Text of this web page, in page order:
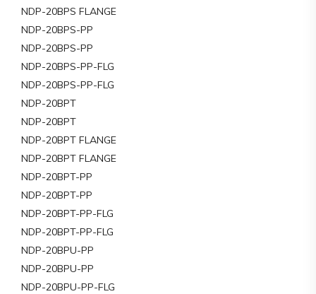
NDP-20BPS FLANGE
NDP-20BPS-PP
NDP-20BPS-PP
NDP-20BPS-PP-FLG
NDP-20BPS-PP-FLG
NDP-20BPT
NDP-20BPT
NDP-20BPT FLANGE
NDP-20BPT FLANGE
NDP-20BPT-PP
NDP-20BPT-PP
NDP-20BPT-PP-FLG
NDP-20BPT-PP-FLG
NDP-20BPU-PP
NDP-20BPU-PP
NDP-20BPU-PP-FLG